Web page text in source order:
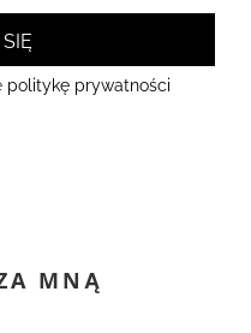
politykę prywatności
MNĄ